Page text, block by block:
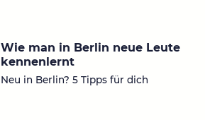
a
ok
Wie man in Berlin neue Leute
kennenlernt
Neu in Berlin? 5 Tipps für dich